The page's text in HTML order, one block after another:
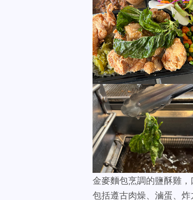
金麥麵包烹調的鹽酥雞
包括遵古肉燥、滷蛋、